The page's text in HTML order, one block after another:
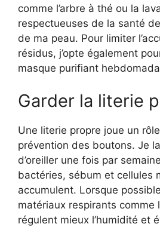
comme l’arbre à thé ou la
respectueuses de la santé
de ma peau. Pour limiter
résidus, j’opte également
masque purifiant
Garder la literie
Une literie propre joue un
prévention des boutons. Je
d’oreiller une fois par
bactéries, sébum et cellules
accumulent. Lorsque
matériaux respirants comme
régulent mieux l’humidité et